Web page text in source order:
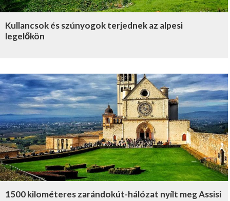
Kullancsok és szúnyogok terjednek az alpesi
legelőkön
1500 kilométeres zarándokút-hálózat nyílt meg Assisi